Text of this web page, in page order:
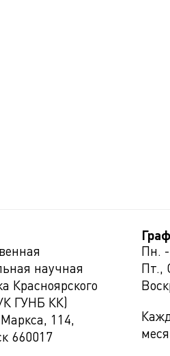
научная
Красноярского
ГУНБ КК)
114,
660017
Пн.
Пт.,